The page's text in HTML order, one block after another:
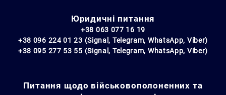
Юридичні питання
+38 063 077 16 19
+38 096 224 01 23 (Signal, Telegram, WhatsApp, Viber)
+38 095 277 53 55 (Signal, Telegram, WhatsApp, Viber)
Питання щодо військовополоненних та